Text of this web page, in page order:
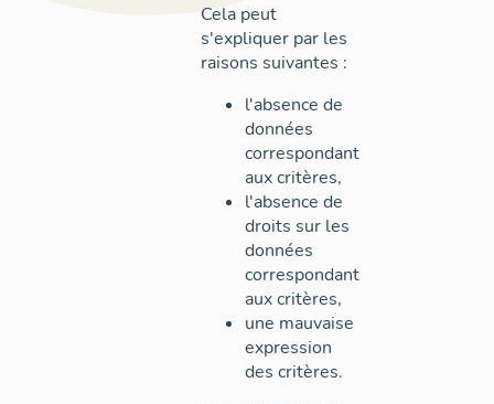
Cela peut
s'expliquer par les
raisons suivantes :
l'absence de
données
correspondant
aux critères,
l'absence de
droits sur les
données
correspondant
aux critères,
une mauvaise
expression
des critères.